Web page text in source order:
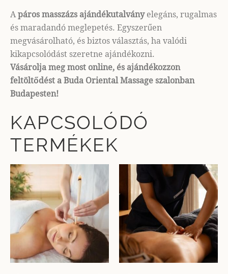
Apáros masszázs ajándékutalványelegáns, rugalmas
és maradandó meglepetés. Egyszerűen
megvásárolható, és biztos választás, ha valódi
kikapcsolódást szeretne ajándékozni.
Vásárolja meg most online, és ajándékozzon
feltöltődést a Buda Oriental Massage szalonban
Budapesten!
KAPCSOLÓDÓ
TERMÉKEK